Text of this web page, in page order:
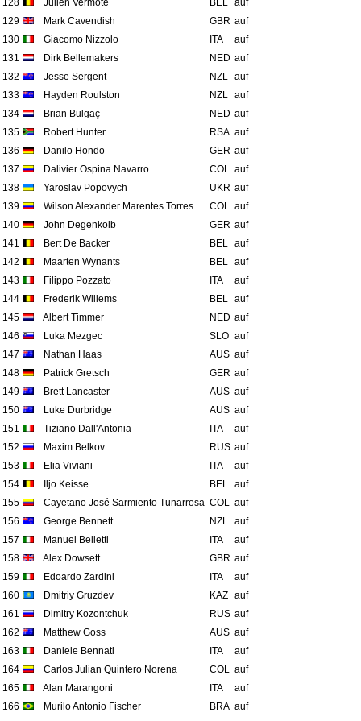
128 Julien Vermote BEL auf
129
Mark Cavendish GBR auf
130
Giacomo Nizzolo ITA
auf
131
Dirk Bellemakers NED auf
132
Jesse Sergent NZL auf
133
Hayden Roulston NZL auf
134
Brian Bulgaç NED auf
135
Robert Hunter RSA auf
136
Danilo Hondo GER auf
137
Dalivier Ospina Navarro COL auf
138
Yaroslav Popovych UKR auf
139
Wilson Alexander Marentes Torres COL auf
140
John Degenkolb GER auf
141
Bert De Backer BEL auf
142
Maarten Wynants BEL auf
143
Filippo Pozzato ITA
auf
144
Frederik Willems BEL auf
145
Albert Timmer NED auf
146
Luka Mezgec SLO auf
147
Nathan Haas AUS auf
148
Patrick Gretsch GER auf
149
Brett Lancaster AUS auf
150
Luke Durbridge AUS auf
151
Tiziano Dall'Antonia ITA
auf
152
Maxim Belkov RUS auf
153
Elia Viviani ITA
auf
154
Iljo Keisse BEL auf
155
Cayetano José Sarmiento Tunarrosa COL auf
156
George Bennett NZL auf
157
Manuel Belletti ITA
auf
158
Alex Dowsett GBR auf
159
Edoardo Zardini ITA
auf
160
Dmitriy Gruzdev KAZ auf
161
Dimitry Kozontchuk RUS auf
162
Matthew Goss AUS auf
163
Daniele Bennati ITA
auf
164
Carlos Julian Quintero Norena COL auf
165
Alan Marangoni ITA
auf
166
Murilo Antonio Fischer BRA auf